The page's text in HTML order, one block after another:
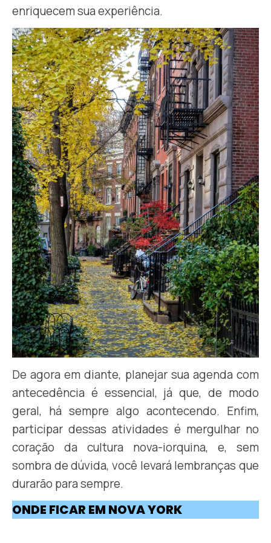
enriquecem sua experiência.
De agora em diante, planejar sua agenda com
antecedência é essencial, já que, de modo
geral, há sempre algo acontecendo. Enfim,
participar dessas atividades é mergulhar no
coração da cultura nova-iorquina, e, sem
sombra de dúvida, você levará lembranças que
durarão para sempre.
ONDE FICAR EM NOVA YORK